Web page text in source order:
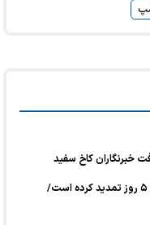
خبرنگاران کاخ سفید
آکسیوس: ترامپ آتش‌بس را فقط برای ۳ تا ۵ روز تمدید کرده است/